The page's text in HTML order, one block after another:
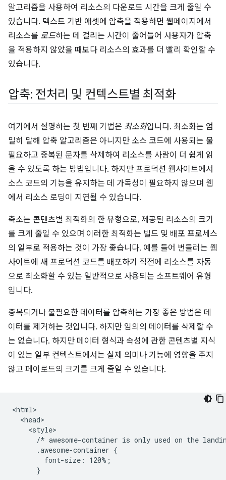
알고리즘을 사용하여 리소스의 다운로드 시간을 크게 줄일 수
있습니다. 텍스트 기반 애셋에 압축을 적용하면 웹페이지에서
리소스를 로드하는 데 걸리는 시간이 줄어들어 사용자가 압축
을 적용하지 않았을 때보다 리소스의 효과를 더 빨리 확인할 수
있습니다.
압축: 전처리 및 컨텍스트별 최적화
여기에서 설명하는 첫 번째 기법은 최소화입니다. 최소화는 엄
밀히 말해 압축 알고리즘은 아니지만 소스 코드에 사용되는 불
필요하고 중복된 문자를 삭제하여 리소스를 사람이 더 쉽게 읽
을 수 있도록 하는 방법입니다. 하지만 프로덕션 웹사이트에서
소스 코드의 기능을 유지하는 데 가독성이 필요하지 않으며 웹
에서 리소스 로딩이 지연될 수 있습니다.
축소는 콘텐츠별 최적화의 한 유형으로, 제공된 리소스의 크기
를 크게 줄일 수 있으며 이러한 최적화는 빌드 및 배포 프로세스
의 일부로 적용하는 것이 가장 좋습니다. 예를 들어 번들러는 웹
사이트에 새 프로덕션 코드를 배포하기 직전에 리소스를 자동
으로 최소화할 수 있는 일반적으로 사용되는 소프트웨어 유형
입니다.
중복되거나 불필요한 데이터를 압축하는 가장 좋은 방법은 데
이터를 제거하는 것입니다. 하지만 임의의 데이터를 삭제할 수
는 없습니다. 하지만 데이터 형식과 속성에 관한 콘텐츠별 지식
이 있는 일부 컨텍스트에서는 실제 의미나 기능에 영향을 주지
않고 페이로드의 크기를 크게 줄일 수 있습니다.
<html>
  <head>
    <style>
/* awesome-container is only used on the
      .awesome-container {
        font-size: 120%;
      }